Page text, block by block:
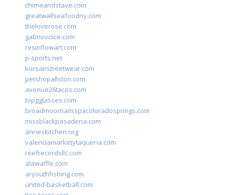
chimeandstave.com
greatwallseafoodny.com
theloverose.com
gabriovoice.com
resinflowart.com
p-sports.net
korsairstreetwear.com
petshopallston.com
avenue26tacos.com
topgglasses.com
broadmoornailsspacoloradosprings.com
missblackpasadena.com
anneskitchen.org
valenciamarketytaqueria.com
reefrecordsllc.com
alawaffle.com
aryouthfishing.com
united-basketball.com